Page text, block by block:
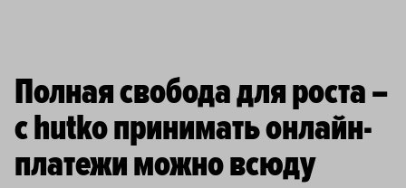
Полная свобода для роста –
с hutko принимать онлайн-
платежи можно всюду